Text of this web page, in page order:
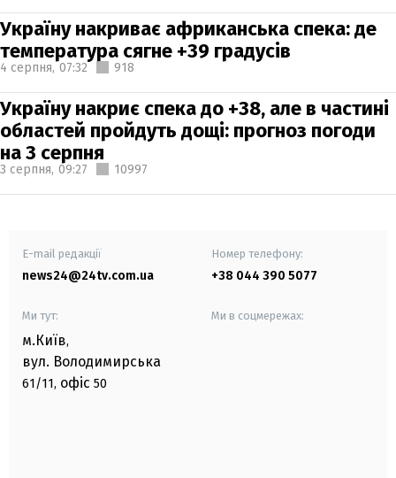
Україну накриває африканська спека: де
температура сягне +39 градусів
4 серпня, 07:32 918
Україну накриє спека до +38, але в частині
областей пройдуть дощі: прогноз погоди
на 3 серпня
3 серпня, 09:27 10997
E-mail редакції
news24@24tv.com.ua
Номер телефону:
+38 044 390 5077
Ми тут:
м.Київ,
вул. Володимирська
61/11, офіс 50
Ми в соцмережах: